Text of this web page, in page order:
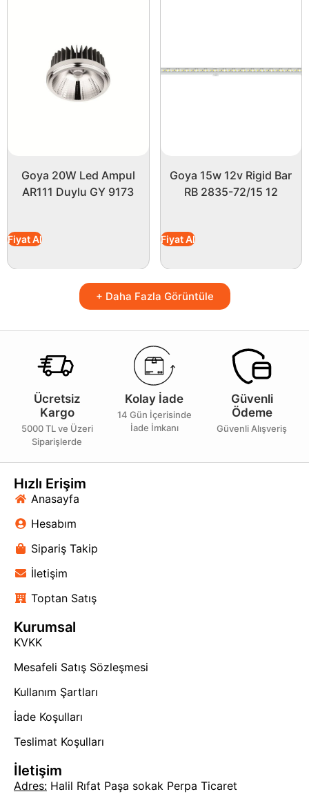
Goya 20W Led Ampul
AR111 Duylu GY 9173
Fiyat Al
Goya 15w 12v Rigid Bar
RB 2835-72/15 12
Fiyat Al
+ Daha Fazla Görüntüle
Ücretsiz
Kargo
5000 TL ve Üzeri
Siparişlerde
Kolay İade
14 Gün İçerisinde
İade İmkanı
Güvenli
Ödeme
Güvenli Alışveriş
Hızlı Erişim
Anasayfa
Hesabım
Sipariş Takip
İletişim
Toptan Satış
Kurumsal
KVKK
Mesafeli Satış Sözleşmesi
Kullanım Şartları
İade Koşulları
Teslimat Koşulları
İletişim
Adres: Halil Rıfat Paşa sokak Perpa Ticaret